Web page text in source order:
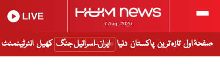
7 Aug, 2026
LIVE
صفحۂ اول تازہ ترین پاکستان دنیا ایران-اسرائیل جنگ کھیل انٹرٹینمنٹ